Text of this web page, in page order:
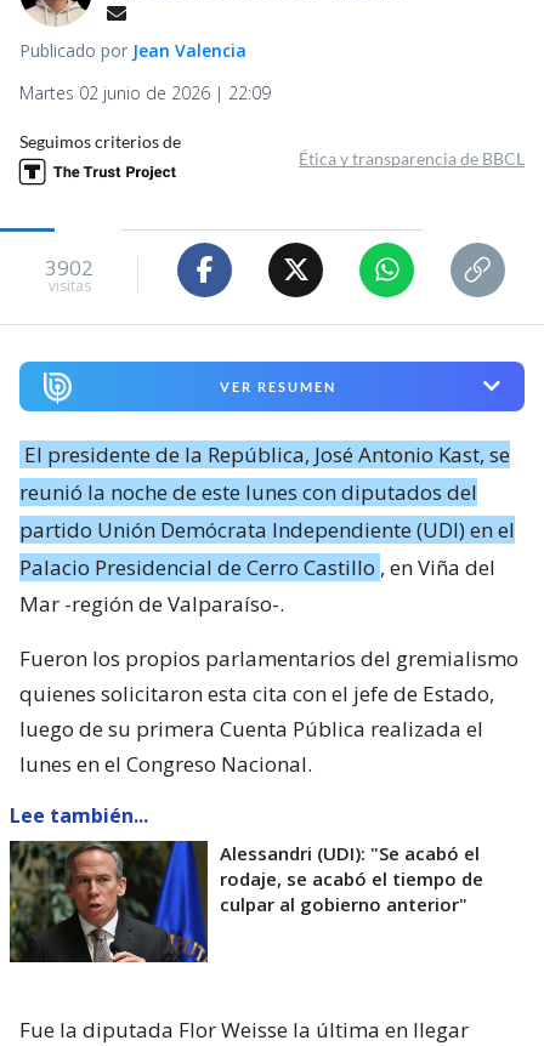
Publicado por Jean Valencia
Martes 02 junio de 2026 | 22:09
Seguimos criterios de
Ética y transparencia de BBCL
3902
visitas
VER RESUMEN
El presidente de la República, José Antonio Kast, se
reunió la noche de este lunes con diputados del
partido Unión Demócrata Independiente (UDI) en el
Palacio Presidencial de Cerro Castillo , en Viña del
Mar -región de Valparaíso-.
Fueron los propios parlamentarios del gremialismo
quienes solicitaron esta cita con el jefe de Estado,
luego de su primera Cuenta Pública realizada el
lunes en el Congreso Nacional.
Lee también...
Alessandri (UDI): "Se acabó el
rodaje, se acabó el tiempo de
culpar al gobierno anterior"
Fue la diputada Flor Weisse la última en llegar